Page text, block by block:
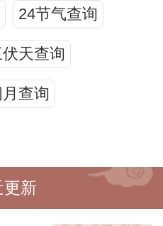
24节气查询
天查询
查询
更新